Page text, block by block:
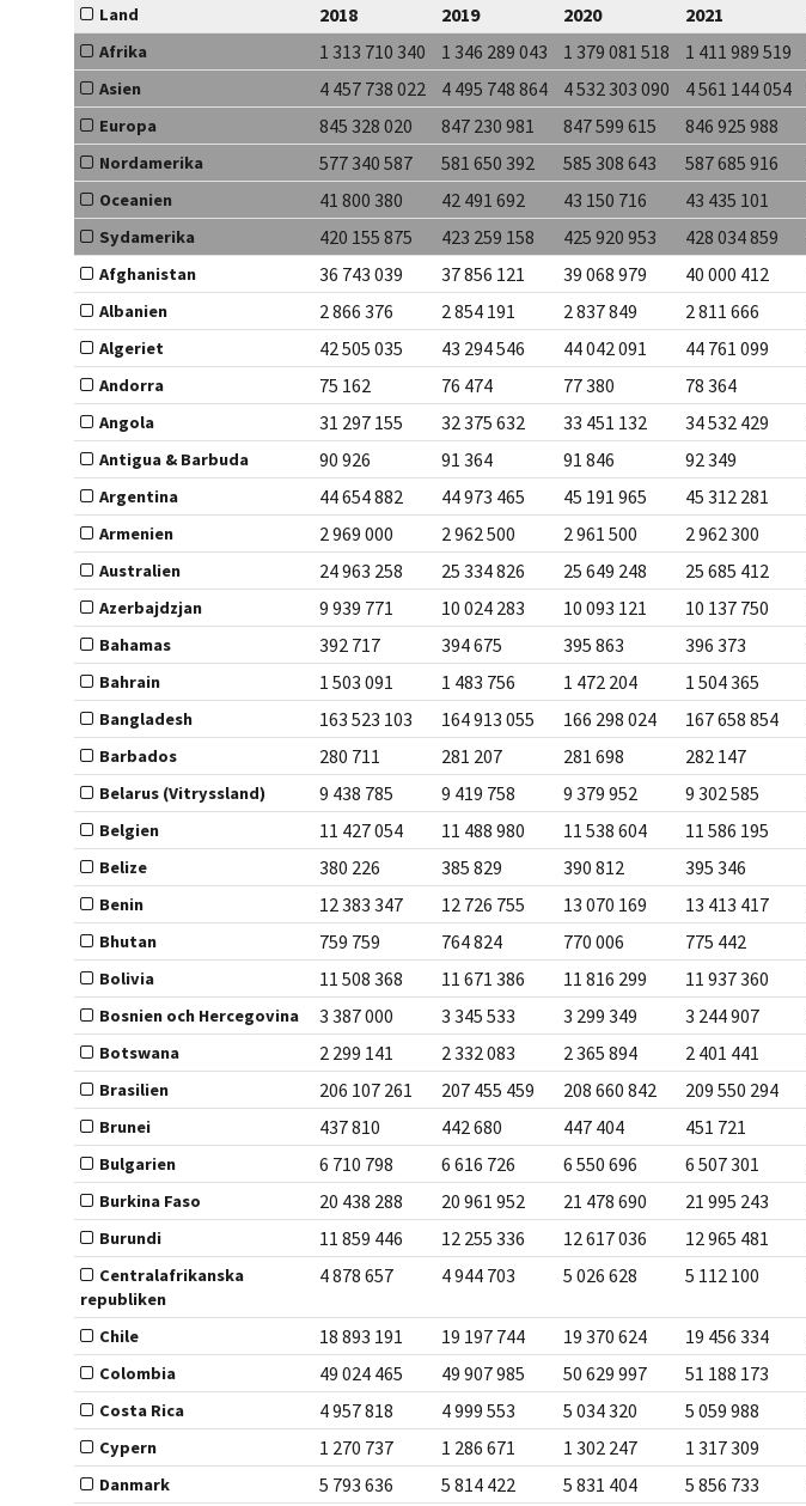
Land 2018 2019 2020 2021
Afrika 1 313 710 340 1 346 289 043 1 379 081 518 1 411 989 519
Asien 4 457 738 022 4 495 748 864 4 532 303 090 4 561 144 054
Europa 845 328 020 847 230 981 847 599 615 846 925 988
Nordamerika 577 340 587 581 650 392 585 308 643 587 685 916
Oceanien 41 800 380 42 491 692 43 150 716 43 435 101
Sydamerika 420 155 875 423 259 158 425 920 953 428 034 859
Afghanistan 36 743 039 37 856 121 39 068 979 40 000 412
Albanien 2 866 376 2 854 191 2 837 849 2 811 666
Algeriet 42 505 035 43 294 546 44 042 091 44 761 099
Andorra 75 162 76 474 77 380 78 364
Angola 31 297 155 32 375 632 33 451 132 34 532 429
Antigua & Barbuda 90 926 91 364 91 846 92 349
Argentina 44 654 882 44 973 465 45 191 965 45 312 281
Armenien 2 969 000 2 962 500 2 961 500 2 962 300
Australien 24 963 258 25 334 826 25 649 248 25 685 412
Azerbajdzjan 9 939 771 10 024 283 10 093 121 10 137 750
Bahamas 392 717 394 675 395 863 396 373
Bahrain 1 503 091 1 483 756 1 472 204 1 504 365
Bangladesh 163 523 103 164 913 055 166 298 024 167 658 854
Barbados 280 711 281 207 281 698 282 147
Belarus (Vitryssland) 9 438 785 9 419 758 9 379 952 9 302 585
Belgien 11 427 054 11 488 980 11 538 604 11 586 195
Belize 380 226 385 829 390 812 395 346
Benin 12 383 347 12 726 755 13 070 169 13 413 417
Bhutan 759 759 764 824 770 006 775 442
Bolivia 11 508 368 11 671 386 11 816 299 11 937 360
Bosnien och Hercegovina 3 387 000 3 345 533 3 299 349 3 244 907
Botswana 2 299 141 2 332 083 2 365 894 2 401 441
Brasilien 206 107 261 207 455 459 208 660 842 209 550 294
Brunei 437 810 442 680 447 404 451 721
Bulgarien 6 710 798 6 616 726 6 550 696 6 507 301
Burkina Faso 20 438 288 20 961 952 21 478 690 21 995 243
Burundi 11 859 446 12 255 336 12 617 036 12 965 481
Centralafrikanska
republiken
4 878 657 4 944 703 5 026 628 5 112 100
Chile 18 893 191 19 197 744 19 370 624 19 456 334
Colombia 49 024 465 49 907 985 50 629 997 51 188 173
Costa Rica 4 957 818 4 999 553 5 034 320 5 059 988
Cypern 1 270 737 1 286 671 1 302 247 1 317 309
Danmark 5 793 636 5 814 422 5 831 404 5 856 733